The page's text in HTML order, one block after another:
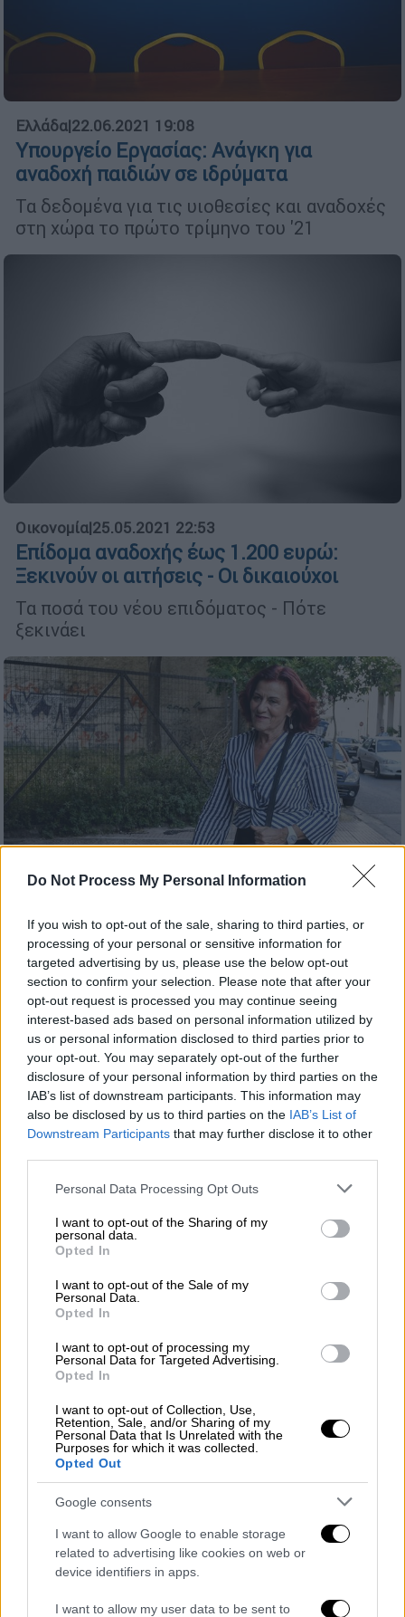
Do Not Process My Personal Information
If you wish to opt-out of the sale, sharing to third parties, or
processing of your personal or sensitive information for
targeted advertising by us, please use the below opt-out
section to confirm your selection. Please note that after your
opt-out request is processed you may continue seeing
interest-based ads based on personal information utilized by
us or personal information disclosed to third parties prior to
your opt-out. You may separately opt-out of the further
disclosure of your personal information by third parties on the
IAB’s list of downstream participants. This information may
also be disclosed by us to third parties on the IAB’s List of
Downstream Participants that may further disclose it to other
Please note that this website/app uses one or more Google
not limited to your visit or usage behaviour. You may click to
grant or deny consent to Google and its third-party tags to
use your data for below specified purposes in below Google
consent section.
Personal Data Processing Opt Outs
I want to opt-out of the Sharing of my
personal data.
Opted In
I want to opt-out of the Sale of my
Personal Data.
Opted In
I want to opt-out of processing my
Personal Data for Targeted Advertising.
Opted In
I want to opt-out of Collection, Use,
Retention, Sale, and/or Sharing of my
Personal Data that Is Unrelated with the
Purposes for which it was collected.
Opted Out
Google consents
I want to allow Google to enable storage
related to advertising like cookies on web or
device identifiers in apps.
I want to allow my user data to be sent to
Ελλάδα|22.06.2021 19:08
Υπουργείο Εργασίας: Ανάγκη για
αναδοχή παιδιών σε ιδρύματα
Τα δεδομένα για τις υιοθεσίες και αναδοχές
στη χώρα το πρώτο τρίμηνο του '21
Οικονομία|25.05.2021 22:53
Επίδομα αναδοχής έως 1.200 ευρώ:
Ξεκινούν οι αιτήσεις - Οι δικαιούχοι
Τα ποσά του νέου επιδόματος - Πότε
ξεκινάει
Πολιτική|02.07.2020 18:49
Φωτίου: Ύποπτες αλλαγές στον νόμο για
αναδοχή και υιοθεσία με τροπολογίες
Τα βέλη της κατά της κυβέρνησης στρέφει η
αρμόδια τομεάρχης του ΣΥΡΙΖΑ κάνοντας
λόγο για τροπολογία που αφορούν στην
καρδιά του νόμου για την υιοθεσία
Ελλάδα|07.12.2019 11:17
Αναδοχή και υιοθεσία: Εκδήλωση την
Τετάρτη 11/12 στο Ζάππειο
Με τη συγκεκριμένη εκδήλωση, το
υπουργείο Εργασίας υπογραμμίζει ότι η
προστασία των παιδιών αποτελεί
θεμελιώδη υποχρέωση και δείκτη
πολιτισμού